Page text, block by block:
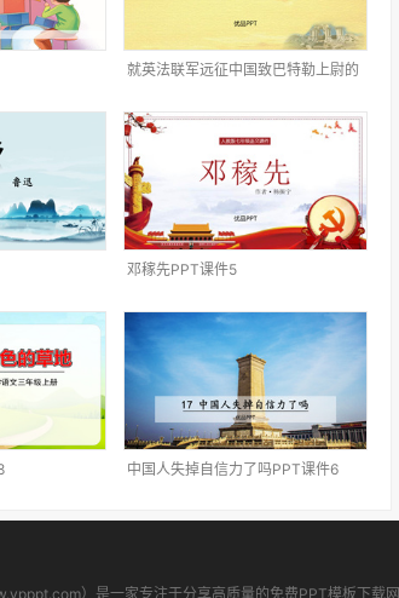
就英法联军远征中国致巴特勒上尉的
邓稼先PPT课件5
中国人失掉自信力了吗PPT课件6
）是一家专注于分享高质量的免费PPT模板下载网